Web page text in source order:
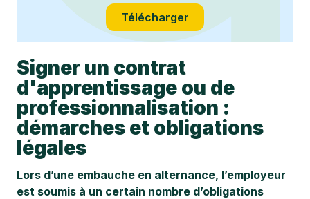
Télécharger
Signer un contrat
d'apprentissage ou de
professionnalisation :
démarches et obligations
légales
Lors d’une embauche en alternance, l’employeur
est soumis à un certain nombre d’obligations